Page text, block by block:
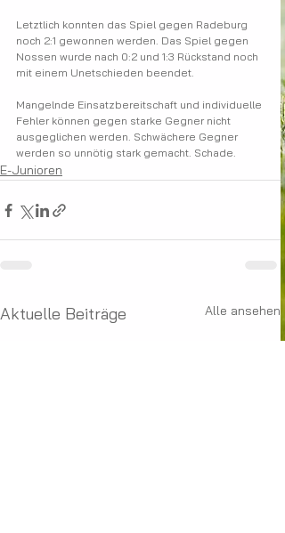
Letztlich konnten das Spiel gegen Radeburg
noch 2:1 gewonnen werden. Das Spiel gegen
Nossen wurde nach 0:2 und 1:3 Rückstand noch
mit einem Unetschieden beendet.
Mangelnde Einsatzbereitschaft und individuelle
Fehler können gegen starke Gegner nicht
ausgeglichen werden. Schwächere Gegner
werden so unnötig stark gemacht. Schade.
E-Junioren
Aktuelle Beiträge Alle ansehen